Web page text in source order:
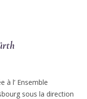
à l’ Ensemble
sous la direction